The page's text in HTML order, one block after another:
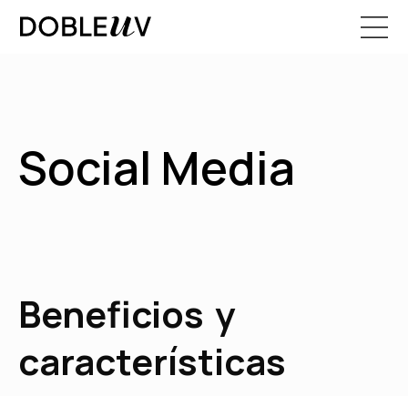
Social Media
Beneficios y
características